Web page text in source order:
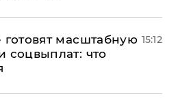
масштабную
что
15:12